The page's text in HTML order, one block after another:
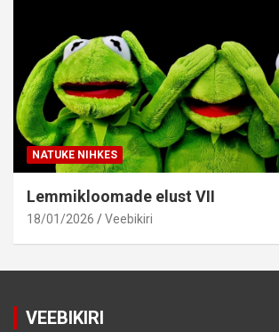
NATUKE NIHKES
Lemmikloomade elust VII
18/01/2026 Veebikiri
VEEBIKIRI